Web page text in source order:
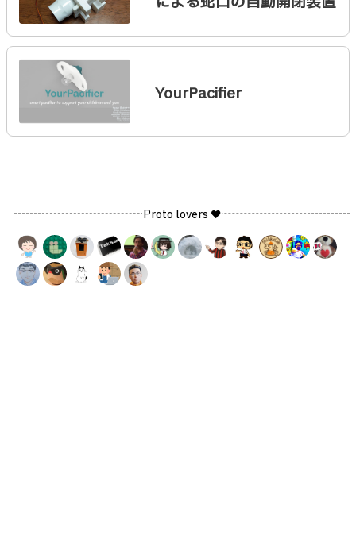
YourPacifier
Proto lovers ♥